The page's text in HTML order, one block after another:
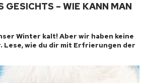
GESICHTS – WIE KANN MAN
Winter kalt! Aber wir haben keine
Lese, wie du dir mit Erfrierungen der